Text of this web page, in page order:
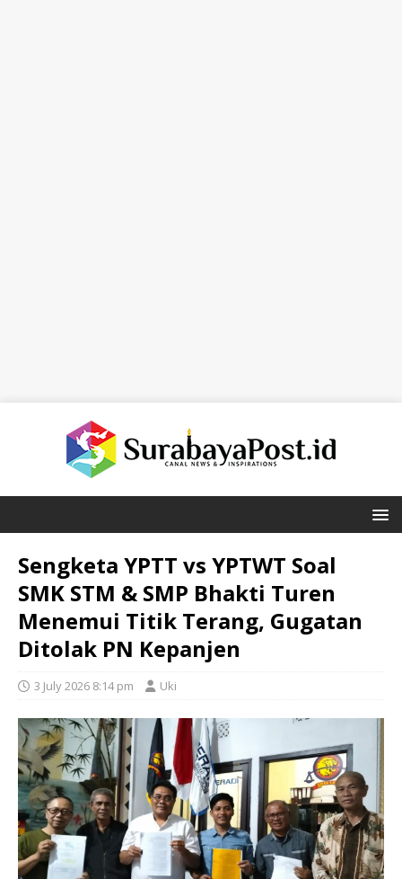
Sengketa YPTT vs YPTWT Soal
SMK STM & SMP Bhakti Turen
Menemui Titik Terang, Gugatan
Ditolak PN Kepanjen
3 July 2026 8:14 pm Uki